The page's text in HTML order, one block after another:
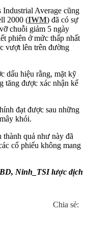
Average cũng
2000 (IWM) đã có sự
chuỗi giảm 5 ngày
phiên ở mức thấp nhất
vượt lên trên đường
dấu hiệu rằng, mặt kỹ
tăng được xác nhận kể
đạt được sau những
khói.
quả như này đã
cổ phiếu không mang
Ninh_TSI lược dịch
Chia sẻ: